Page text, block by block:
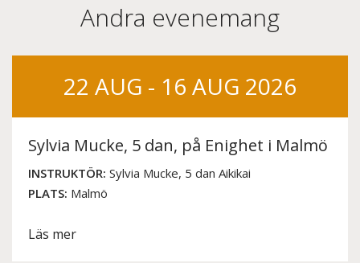
Andra evenemang
22 AUG - 16 AUG 2026
Sylvia Mucke, 5 dan, på Enighet i Malmö
INSTRUKTÖR: Sylvia Mucke, 5 dan Aikikai
PLATS: Malmö
Läs mer